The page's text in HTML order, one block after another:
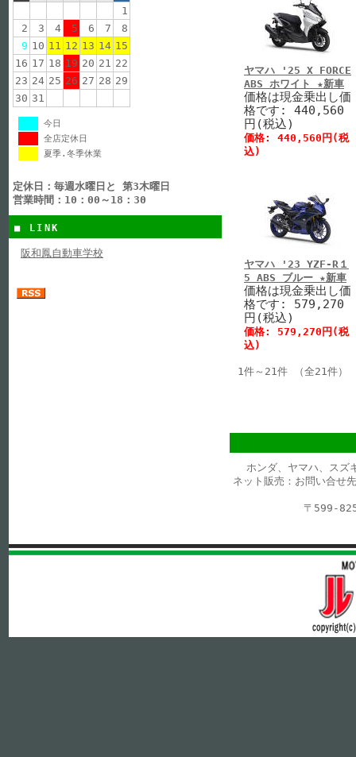
1
2
3 4 5 6 7
8
9 10 11 12 13 14 15
16 17 18 19 20 21 22
23 24 25 26 27 28 29
30 31
今日
全店定休日
夏季.冬季休業
定休日：毎週水曜日と 第3木曜日
営業時間：10：00～18：30
■ LINK
阪和鳳自動車学校
ヤマハ '25 X FORCE
ABS ホワイト ★新車
価格は現金乗出し価
格です: 440,560
円(税込)
価格: 440,560円(税
込)
ヤマハ '23 YZF-R１
5 ABS ブルー ★新車
価格は現金乗出し価
格です: 579,270
円(税込)
価格: 579,270円(税
込)
1件～21件 （全21件）
ホンダ、ヤマハ、スズ
ネット販売：お問い合せ
〒599-